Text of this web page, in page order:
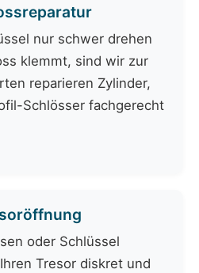
nur schwer drehen
klemmt, sind wir zur
reparieren Zylinder,
Schlösser fachgerecht
oder Schlüssel
Tresor diskret und